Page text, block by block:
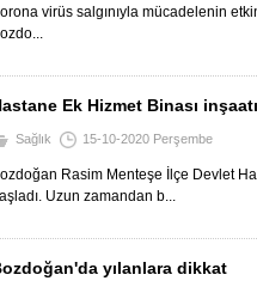
virüs salgınıyla mücadelenin
Ek Hizmet Binası
Sağlık 15-10-2020 Perşembe
Rasim Menteşe İlçe Devlet
Uzun zamandan b...
yılanlara dikkat